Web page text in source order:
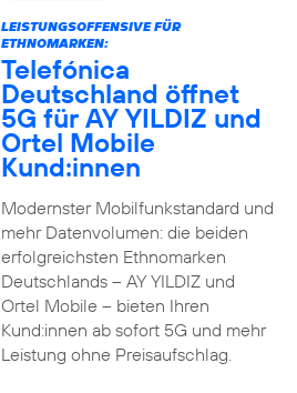
LEISTUNGSOFFENSIVE FÜR
ETHNOMARKEN:
Telefónica
Deutschland öffnet
5G für AY YILDIZ und
Ortel Mobile
Kund:innen
Modernster Mobilfunkstandard und
mehr Datenvolumen: die beiden
erfolgreichsten Ethnomarken
Deutschlands – AY YILDIZ und
Ortel Mobile – bieten Ihren
Kund:innen ab sofort 5G und mehr
Leistung ohne Preisaufschlag.